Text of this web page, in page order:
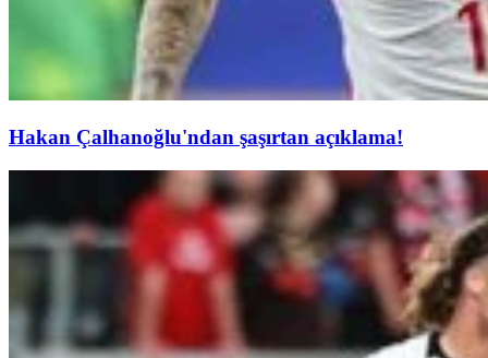
Hakan Çalhanoğlu'ndan şaşırtan açıklama!